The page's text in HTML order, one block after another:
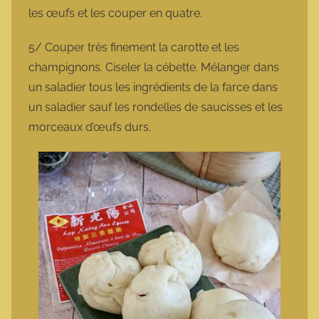
les œufs et les couper en quatre.
5/ Couper très finement la carotte et les
champignons. Ciseler la cébette. Mélanger dans
un saladier tous les ingrédients de la farce dans
un saladier sauf les rondelles de saucisses et les
morceaux d’œufs durs.